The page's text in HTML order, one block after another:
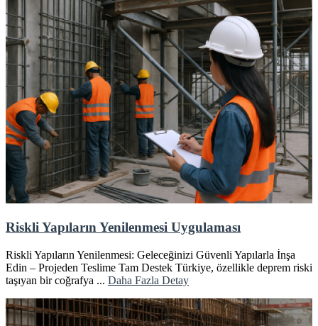
Riskli Yapıların Yenilenmesi Uygulaması
Riskli Yapıların Yenilenmesi: Geleceğinizi Güvenli Yapılarla İnşa
Edin – Projeden Teslime Tam Destek Türkiye, özellikle deprem riski
taşıyan bir coğrafya ... Daha Fazla Detay